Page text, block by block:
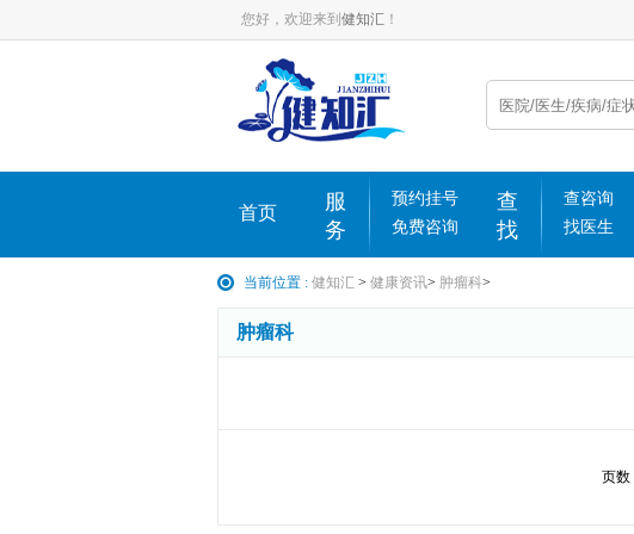
您好，欢迎来到 健知汇 ！
首页
服
务
预约挂号
免费咨询
查
找
查咨询
找医生
当前位置 : 健知汇 > 健康资讯> 肿瘤科>
肿瘤科
页数